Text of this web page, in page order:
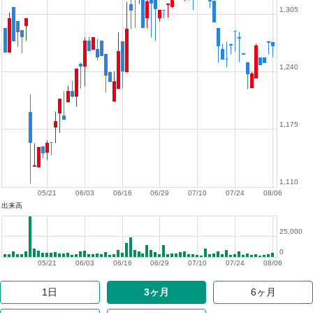
08/06
07/24
07/10
06/29
06/16
06/03
05/21
1,110
1,175
1,240
1,305
出来高
08/06
07/24
07/10
06/29
06/16
06/03
05/21
0
25,000
1日 3ヶ月 6ヶ月